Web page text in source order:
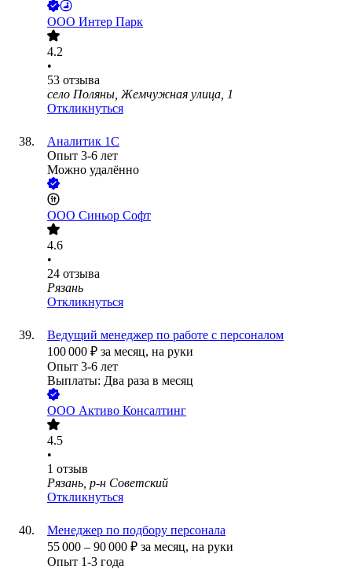
ООО Интер Парк
4.2
•
53 отзыва
село Поляны, Жемчужная улица, 1
Откликнуться
Аналитик 1С
Опыт 3-6 лет
Можно удалённо
ООО Синьор Софт
4.6
•
24 отзыва
Рязань
Откликнуться
Ведущий менеджер по работе с персоналом
100 000 ₽ за месяц, на руки
Опыт 3-6 лет
Выплаты: Два раза в месяц
ООО Активо Консалтинг
4.5
•
1 отзыв
Рязань, р-н Советский
Откликнуться
Менеджер по подбору персонала
55 000 – 90 000 ₽ за месяц, на руки
Опыт 1-3 года